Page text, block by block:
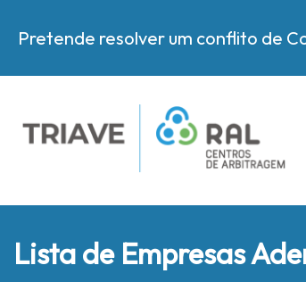
Pretende resolver um conflito de
Lista de Empresas